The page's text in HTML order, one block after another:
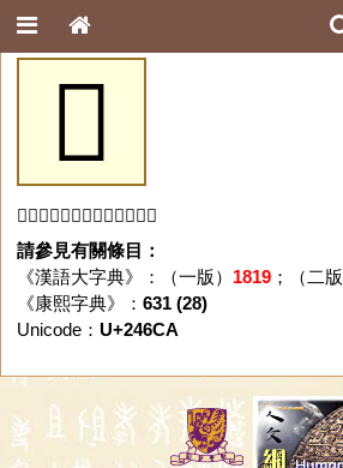
𤛊
「𤛊」字未收錄於本資料庫。
請參見有關條目：
《漢語大字典》：（一版） 1819；（二版
《康熙字典》： 631 (28)
Unicode： U+246CA